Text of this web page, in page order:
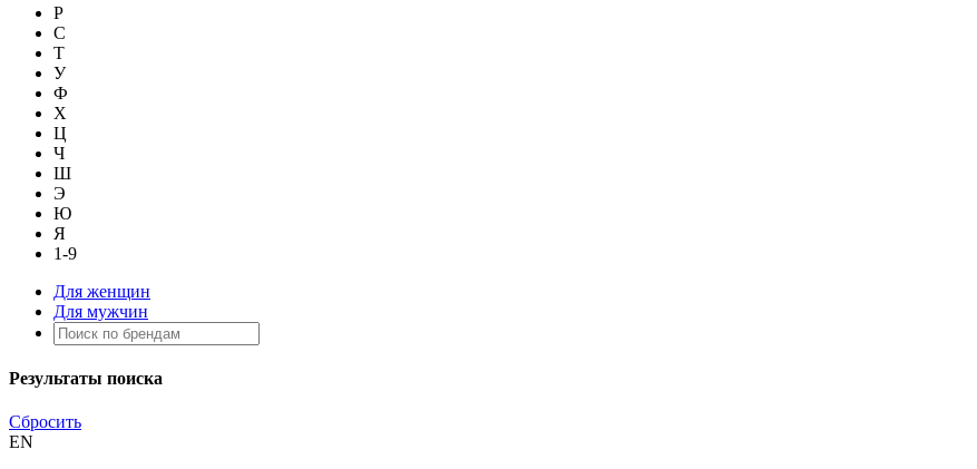
Р
С
Т
У
Ф
Х
Ц
Ч
Ш
Э
Ю
Я
1-9
Для женщин
Для мужчин
Результаты поиска
Сбросить
EN